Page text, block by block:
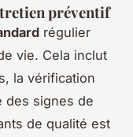
préventif
régulier
vie. Cela inclut
la vérification
des signes de
de qualité est